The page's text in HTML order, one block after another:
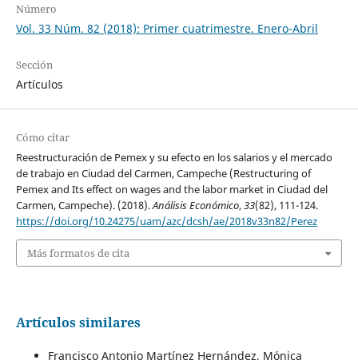
Número
Vol. 33 Núm. 82 (2018): Primer cuatrimestre. Enero-Abril
Sección
Artículos
Cómo citar
Reestructuración de Pemex y su efecto en los salarios y el mercado
de trabajo en Ciudad del Carmen, Campeche (Restructuring of
Pemex and Its effect on wages and the labor market in Ciudad del
Carmen, Campeche). (2018).Análisis Económico,33(82), 111-124.
https://doi.org/10.24275/uam/azc/dcsh/ae/2018v33n82/Perez
Más formatos de cita
Artículos similares
Francisco Antonio Martínez Hernández, Mónica